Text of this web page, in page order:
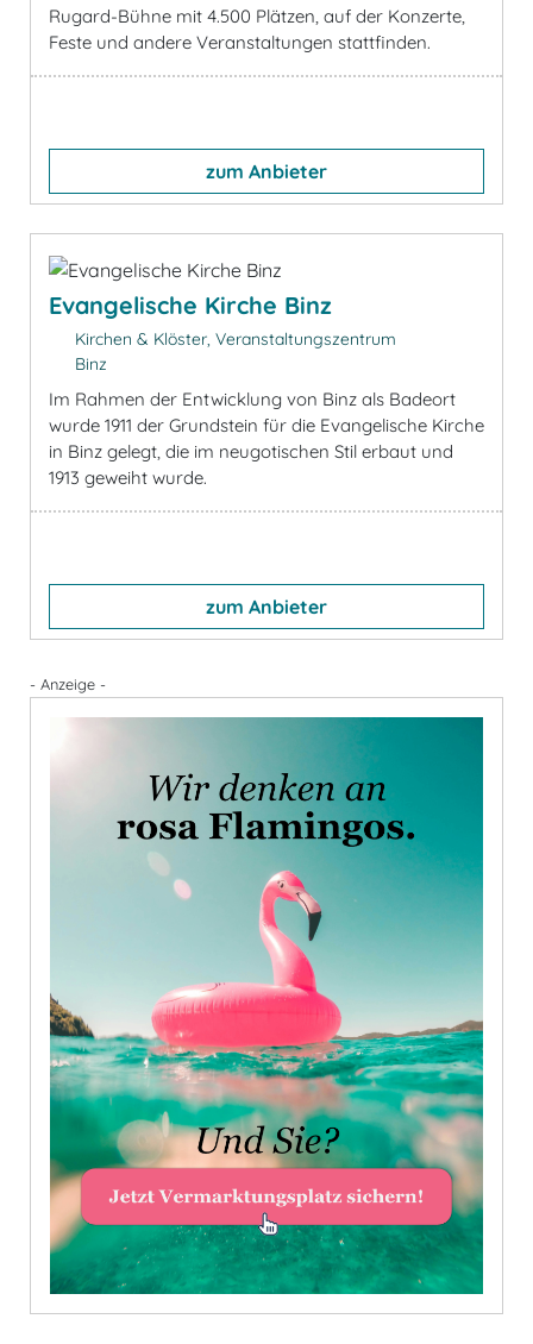
Rugard-Bühne mit 4.500 Plätzen, auf der Konzerte,
Feste und andere Veranstaltungen stattfinden.
zum Anbieter
Evangelische Kirche Binz
Kirchen & Klöster, Veranstaltungszentrum
Binz
Im Rahmen der Entwicklung von Binz als Badeort
wurde 1911 der Grundstein für die Evangelische Kirche
in Binz gelegt, die im neugotischen Stil erbaut und
1913 geweiht wurde.
zum Anbieter
- Anzeige -